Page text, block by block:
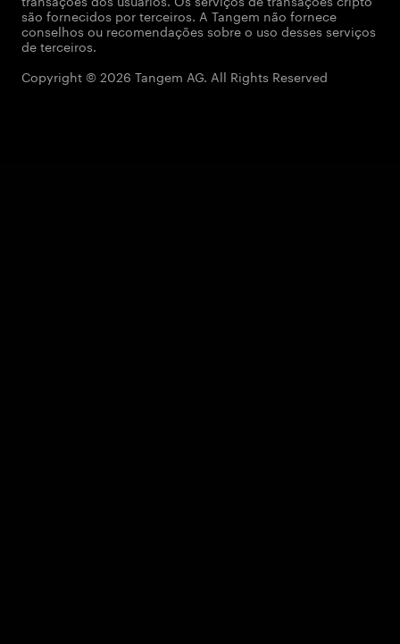
são fornecidos por terceiros. A Tangem não fornece
conselhos ou recomendações sobre o uso desses serviços
de terceiros.